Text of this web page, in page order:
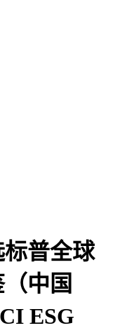
普全球
中国
ESG